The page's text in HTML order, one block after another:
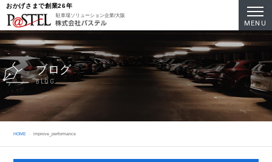
おかげさまで創業26年
駐車場ソリューション企業/大阪
ブログ
BLOG
HOME improve_performance
MENU